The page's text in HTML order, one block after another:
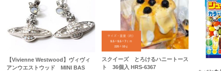
【Vivienne Westwood】ヴィヴィ
アンウエストウッド MINI BAS
スクイーズ とろけるハニートース
ト 36個入 HRS-6367